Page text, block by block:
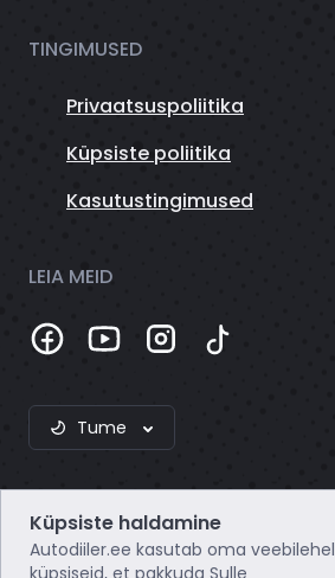
TINGIMUSED
Privaatsuspoliitika
Küpsiste poliitika
Kasutustingimused
LEIA MEID
Tume
Küpsiste haldamine
Autodiiler.ee kasutab oma veebilehel
küpsiseid, et pakkuda Sulle